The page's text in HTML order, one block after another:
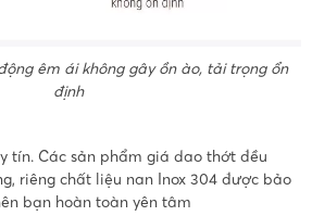
êm ái không gây ồn ào, tải trọng ổn
định
tín. Các sản phẩm giá dao thớt đều
riêng chất liệu nan Inox 304 được bảo
bạn hoàn toàn yên tâm